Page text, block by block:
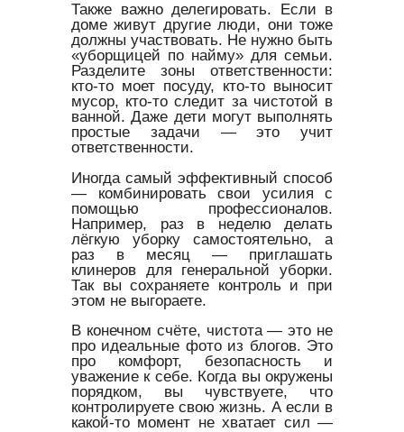
Также важно делегировать. Если в
доме живут другие люди, они тоже
должны участвовать. Не нужно быть
«уборщицей по найму» для семьи.
Разделите зоны ответственности:
кто-то моет посуду, кто-то выносит
мусор, кто-то следит за чистотой в
ванной. Даже дети могут выполнять
простые задачи — это учит
ответственности.
Иногда самый эффективный способ
— комбинировать свои усилия с
помощью профессионалов.
Например, раз в неделю делать
лёгкую уборку самостоятельно, а
раз в месяц — приглашать
клинеров для генеральной уборки.
Так вы сохраняете контроль и при
этом не выгораете.
В конечном счёте, чистота — это не
про идеальные фото из блогов. Это
про комфорт, безопасность и
уважение к себе. Когда вы окружены
порядком, вы чувствуете, что
контролируете свою жизнь. А если в
какой-то момент не хватает сил —